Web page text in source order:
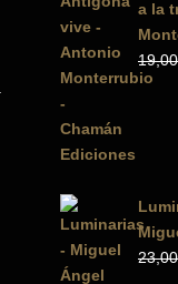
a la
19,00
23,00